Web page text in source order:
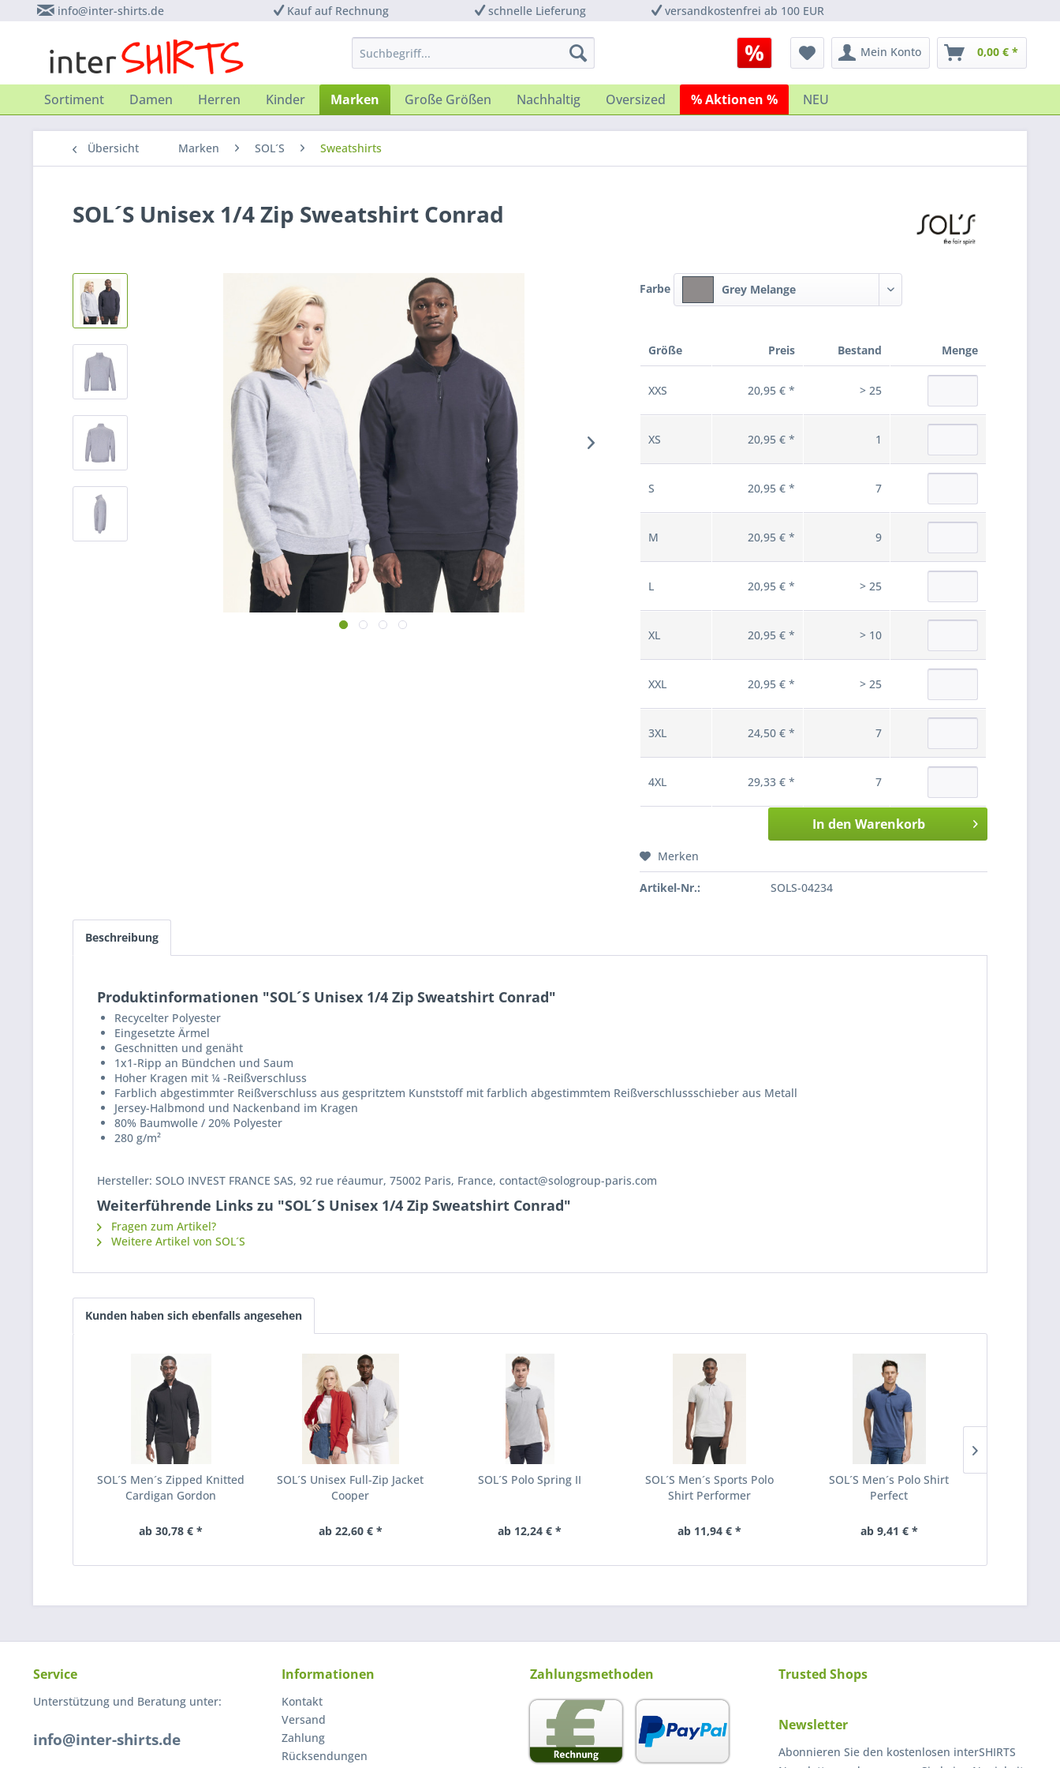
info@inter-shirts.de Kauf auf Rechnung schnelle Lieferung versandkostenfrei ab 100 EUR
Mein Konto 0,00 € *
Sortiment Damen Herren Kinder Marken Große Größen Nachhaltig Oversized % Aktionen % NEU
Übersicht Marken SOL´S Sweatshirts
SOL´S Unisex 1/4 Zip Sweatshirt Conrad
Farbe Grey Melange
Größe Preis Bestand Menge
XXS 20,95 € * > 25
XS 20,95 € * 1
S 20,95 € * 7
M 20,95 € * 9
L 20,95 € * > 25
XL 20,95 € * > 10
XXL 20,95 € * > 25
3XL 24,50 € * 7
4XL 29,33 € * 7
In den Warenkorb
Merken
Artikel-Nr.: SOLS-04234
Beschreibung
Produktinformationen "SOL´S Unisex 1/4 Zip Sweatshirt Conrad"
Recycelter Polyester
Eingesetzte Ärmel
Geschnitten und genäht
1x1-Ripp an Bündchen und Saum
Hoher Kragen mit ¼ -Reißverschluss
Farblich abgestimmter Reißverschluss aus gespritztem Kunststoff mit farblich abgestimmtem Reißverschlussschieber aus Metall
Jersey-Halbmond und Nackenband im Kragen
80% Baumwolle / 20% Polyester
280 g/m²
Hersteller: SOLO INVEST FRANCE SAS, 92 rue réaumur, 75002 Paris, France, contact@sologroup-paris.com
Weiterführende Links zu "SOL´S Unisex 1/4 Zip Sweatshirt Conrad"
Fragen zum Artikel?
Weitere Artikel von SOL´S
Kunden haben sich ebenfalls angesehen
SOL´S Men´s Zipped Knitted
Cardigan Gordon
ab 30,78 € *
SOL´S Unisex Full-Zip Jacket
Cooper
ab 22,60 € *
SOL´S Polo Spring II
ab 12,24 € *
SOL´S Men´s Sports Polo
Shirt Performer
ab 11,94 € *
SOL´S Men´s Polo Shirt
Perfect
ab 9,41 € *
Service
Unterstützung und Beratung unter:
info@inter-shirts.de
Informationen
Kontakt
Versand
Zahlung
Rücksendungen
Zahlungsmethoden Trusted Shops
Newsletter
Abonnieren Sie den kostenlosen interSHIRTS